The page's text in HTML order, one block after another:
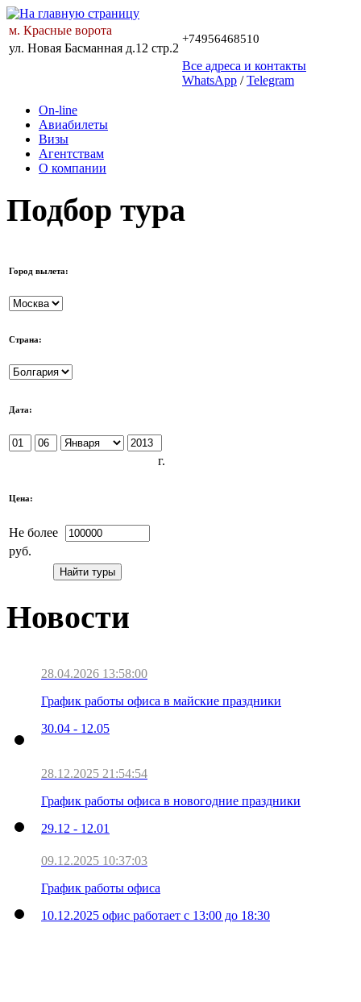
м. Красные ворота
+74956468510
ул. Новая Басманная д.12 стр.2
Все адреса и контакты
WhatsApp /Telegram
On-line
Авиабилеты
Визы
Агентствам
О компании
Подбор тура
Город вылета:
Страна:
Дата:
г.
Цена:
Не более
руб.
Новости
28.04.2026 13:58:00
График работы офиса в майские праздники
30.04 - 12.05
28.12.2025 21:54:54
График работы офиса в новогодние праздники
29.12 - 12.01
09.12.2025 10:37:03
График работы офиса
10.12.2025 офис работает с 13:00 до 18:30